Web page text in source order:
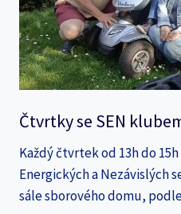
Čtvrtky se SEN
Každý čtvrtek od 13h do
Energických a Nezávislých
sále sborového domu,